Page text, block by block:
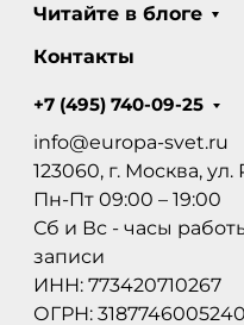
Читайте в блоге
Контакты
+7 (495) 740-09-25
info@europa-svet.ru
123060, г. Москва,
Пн-Пт 09:00 – 19:00
Сб и Вс - часы
записи
ИНН: 773420710267
ОГРН: